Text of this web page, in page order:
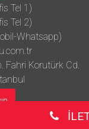
Tel 1)
Tel 2)
Whatsapp)
Fahri Korutürk Cd.